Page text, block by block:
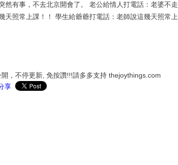
然有事，不去北京開會了。 老公給情人打電話：老婆不走
天照常上課！！ 學生給爺爺打電話：老師說這幾天照常上
，不停更新, 免按讚!!!請多多支持 thejoythings.com
享